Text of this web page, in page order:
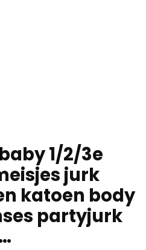
1/2/3e
jurk
katoen body
partyjurk